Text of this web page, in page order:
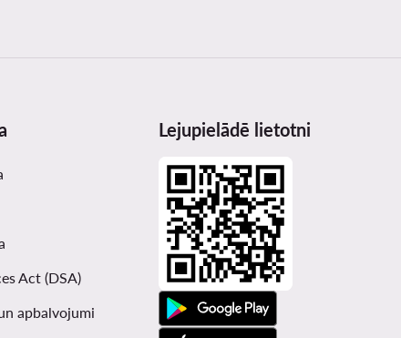
Act (DSA)
apbalvojumi
Lejupielādē lietotni